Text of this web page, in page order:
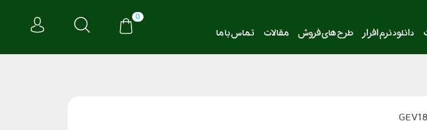
دانلود نرم افزار طرح های فروش مقالات تماس با ما
0